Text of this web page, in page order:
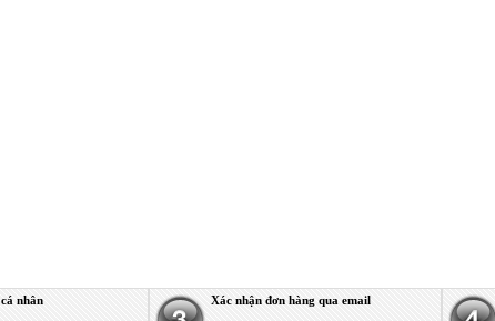
nhân Xác nhận đơn hàng qua email